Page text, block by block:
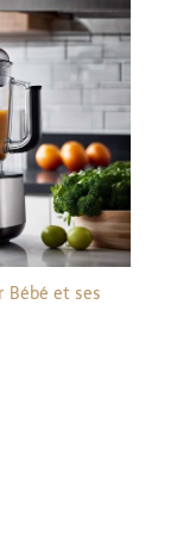
Bébé et ses